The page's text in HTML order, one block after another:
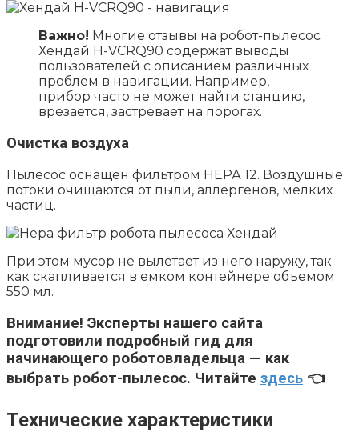
Важно! Многие отзывы на робот-пылесос
Хендай H-VCRQ90 содержат выводы
пользователей с описанием различных
проблем в навигации. Например,
прибор часто не может найти станцию,
врезается, застревает на порогах.
Очистка воздуха
Пылесос оснащен фильтром НЕРА 12. Воздушные
потоки очищаются от пыли, аллергенов, мелких
частиц.
При этом мусор не вылетает из него наружу, так
как скапливается в емком контейнере объемом
550 мл.
Внимание! Эксперты нашего сайта
подготовили подробный гид для
начинающего роботовладельца — как
выбрать робот-пылесос. Читайте здесь 👈
Технические характеристики